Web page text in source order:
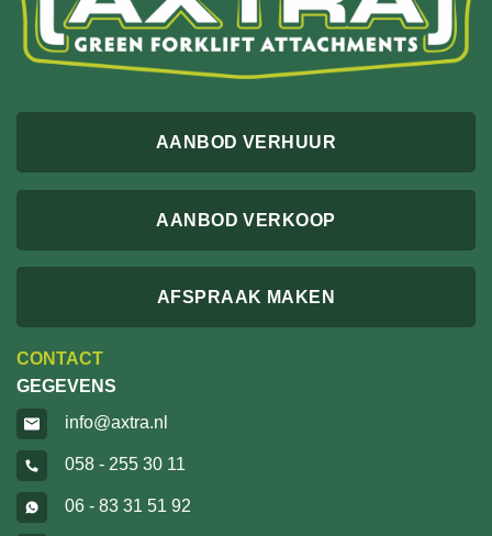
AANBOD VERHUUR
AANBOD VERKOOP
AFSPRAAK MAKEN
CONTACT
GEGEVENS
info@axtra.nl
058 - 255 30 11
06 - 83 31 51 92